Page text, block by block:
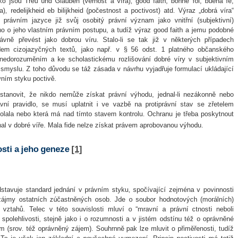
redelijkheid eb bilijkheid (počestnost a poctivost) atd. Výraz „dobrá víra“
jazyce již svůj osobitý právní význam jako vnitřní (subjektivní)
o jeho vlastním právním postupu, a tudíž výraz good faith a jemu podobné
převést jako dobrou víru. Stalo-li se tak již v některých případech
cizojazyčných textů, jako např. v § 56 odst. 1 platného občanského
a ke scholastickému rozlišování dobré víry v subjektivním
Z toho důvodu se táž zásada v návrhu vyjadřuje formulací ukládající
styku poctivě.
že nikdo nemůže získat právní výhodu, jednal-li nezákonně nebo
pravidlo, se musí uplatnit i ve vazbě na protiprávní stav se zřetelem
nebo která má nad tímto stavem kontrolu. Ochranu je třeba poskytnout
v dobré víře. Mala fide nelze získat právem aprobovanou výhodu.
a jeho geneze [1]
standard jednání v právním styku, spočívající zejména v povinnosti
ostatních zúčastněných osob. Jde o soubor hodnotových (morálních)
vztahů. Telec v této souvislosti mluví o “mravní a právní ctnosti neboli
stejně jako i o rozumnosti a v jistém odstínu též o oprávněné
(srov. též oprávněný zájem). Souhrnně pak lze mluvit o přiměřenosti, tudíž